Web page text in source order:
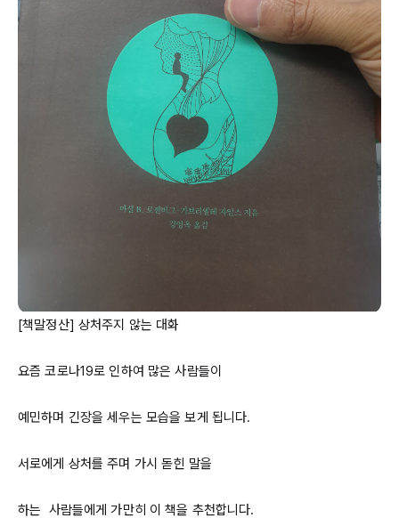
[책말정산] 상처주지 않는 대화
요즘 코로나19로 인하여 많은 사람들이
예민하며 긴장을 세우는 모습을 보게 됩니다.
서로에게 상처를 주며 가시 돋힌 말을
하는  사람들에게 가만히 이 책을 추천합니다.